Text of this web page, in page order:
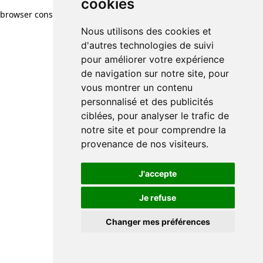
cookies
Nous utilisons des cookies et
d'autres technologies de suivi
pour améliorer votre expérience
de navigation sur notre site, pour
vous montrer un contenu
personnalisé et des publicités
ciblées, pour analyser le trafic de
notre site et pour comprendre la
provenance de nos visiteurs.
J'accepte
Je refuse
Changer mes préférences
browser console for more information)